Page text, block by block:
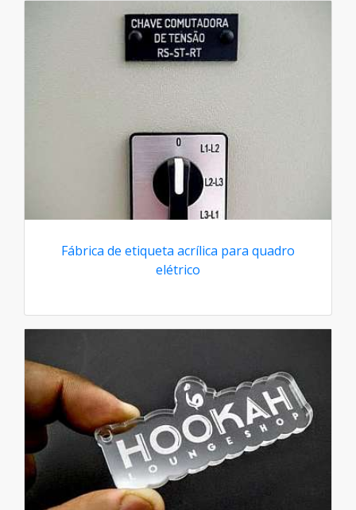
Fábrica de etiqueta acrílica para quadro
elétrico